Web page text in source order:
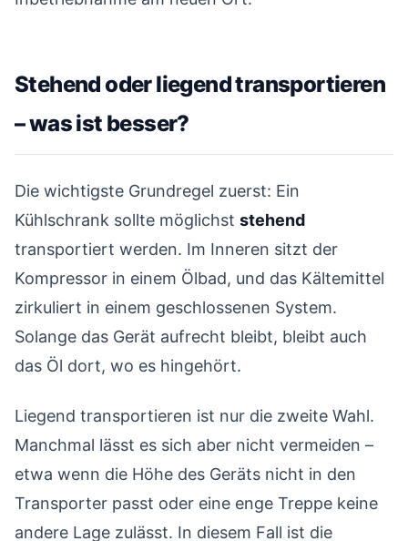
Stehend oder liegend transportieren
– was ist besser?
Die wichtigste Grundregel zuerst: Ein
Kühlschrank sollte möglichst stehend
transportiert werden. Im Inneren sitzt der
Kompressor in einem Ölbad, und das Kältemittel
zirkuliert in einem geschlossenen System.
Solange das Gerät aufrecht bleibt, bleibt auch
das Öl dort, wo es hingehört.
Liegend transportieren ist nur die zweite Wahl.
Manchmal lässt es sich aber nicht vermeiden –
etwa wenn die Höhe des Geräts nicht in den
Transporter passt oder eine enge Treppe keine
andere Lage zulässt. In diesem Fall ist die